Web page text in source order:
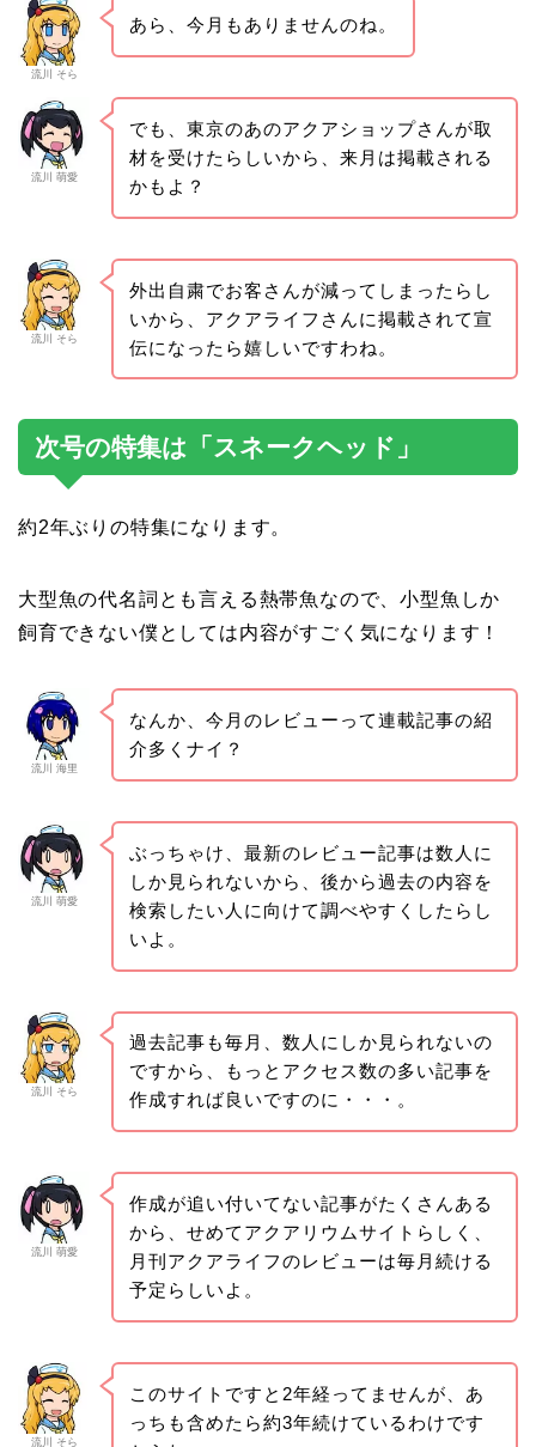
流川 そら
あら、今月もありませんのね。
流川 萌愛
でも、東京のあのアクアショップさんが取
材を受けたらしいから、来月は掲載される
かもよ？
流川 そら
外出自粛でお客さんが減ってしまったらし
いから、アクアライフさんに掲載されて宣
伝になったら嬉しいですわね。
次号の特集は「スネークヘッド」
約2年ぶりの特集になります。
大型魚の代名詞とも言える熱帯魚なので、小型魚しか
飼育できない僕としては内容がすごく気になります！
流川 海里
なんか、今月のレビューって連載記事の紹
介多くナイ？
流川 萌愛
ぶっちゃけ、最新のレビュー記事は数人に
しか見られないから、後から過去の内容を
検索したい人に向けて調べやすくしたらし
いよ。
流川 そら
過去記事も毎月、数人にしか見られないの
ですから、もっとアクセス数の多い記事を
作成すれば良いですのに・・・。
流川 萌愛
作成が追い付いてない記事がたくさんある
から、せめてアクアリウムサイトらしく、
月刊アクアライフのレビューは毎月続ける
予定らしいよ。
流川 そら
このサイトですと2年経ってませんが、あ
っちも含めたら約3年続けているわけです